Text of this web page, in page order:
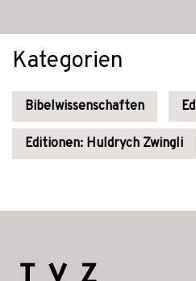
Kategorien
Bibelwissenschaften
Editionen: Huldrych Zwingli